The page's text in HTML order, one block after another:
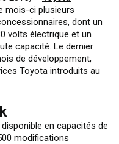
mois-ci plusieurs
dont un
volts électrique et un
capacité. Le dernier
de développement,
Toyota introduits au
en capacités de
modifications